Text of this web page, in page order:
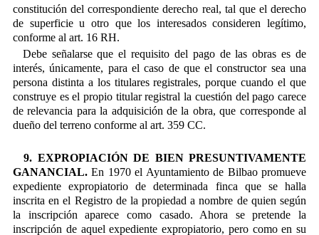
constitución del correspondiente derecho real, tal que el derecho
de superficie u otro que los interesados consideren legítimo,
conforme al art. 16 RH.
Debe señalarse que el requisito del pago de las obras es de
interés, únicamente, para el caso de que el constructor sea una
persona distinta a los titulares registrales, porque cuando el que
construye es el propio titular registral la cuestión del pago carece
de relevancia para la adquisición de la obra, que corresponde al
dueño del terreno conforme al art. 359 CC.
9. EXPROPIACIÓN DE BIEN PRESUNTIVAMENTE
GANANCIAL. En 1970 el Ayuntamiento de Bilbao promueve
expediente expropiatorio de determinada finca que se halla
inscrita en el Registro de la propiedad a nombre de quien según
la inscripción aparece como casado. Ahora se pretende la
inscripción de aquel expediente expropiatorio, pero como en su